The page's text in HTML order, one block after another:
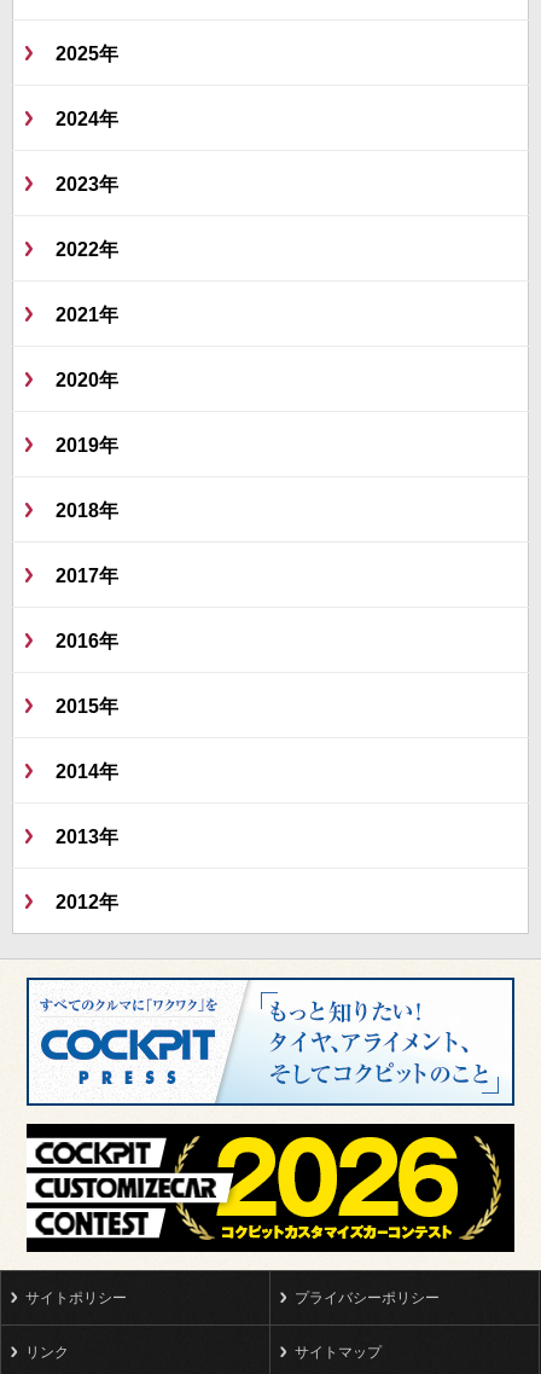
2025年
2024年
2023年
2022年
2021年
2020年
2019年
2018年
2017年
2016年
2015年
2014年
2013年
2012年
サイトポリシー プライバシーポリシー
リンク サイトマップ